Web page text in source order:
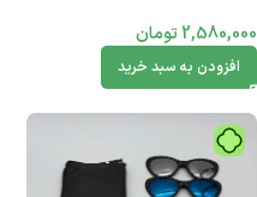
2,580,000تومان
افزودن به سبد خرید